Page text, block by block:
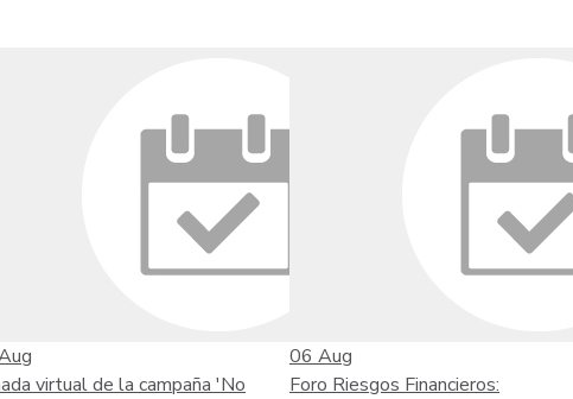
virtual de la campaña 'No
06 Aug
Foro Riesgos Financieros: